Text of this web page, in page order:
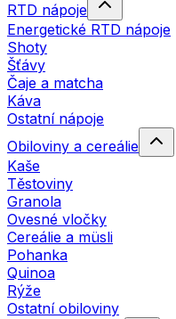
RTD nápoje
Energetické RTD nápoje
Shoty
Šťávy
Čaje a matcha
Káva
Ostatní nápoje
Obiloviny a cereálie
Kaše
Těstoviny
Granola
Ovesné vločky
Cereálie a müsli
Pohanka
Quinoa
Rýže
Ostatní obiloviny